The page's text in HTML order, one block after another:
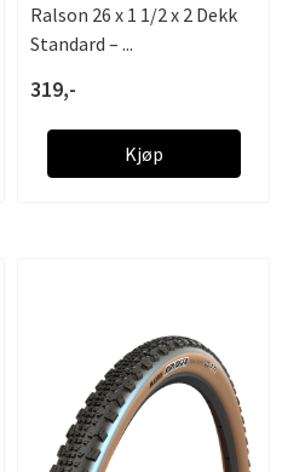
Ralson 26 x 1 1/2 x 2 Dekk
Standard – ...
319,-
Kjøp